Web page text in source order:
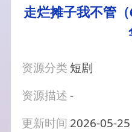
走烂摊子我不管
资源分类 短剧
资源描述-
更新时间 2026-05-25